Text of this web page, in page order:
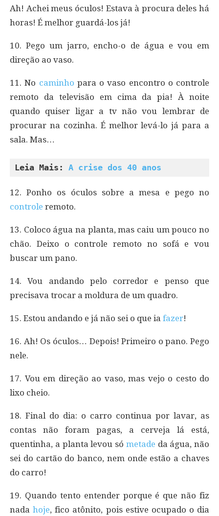
Ah! Achei meus óculos! Estava à procura deles há
horas! É melhor guardá-los já!
10. Pego um jarro, encho-o de água e vou em
direção ao vaso.
11. No caminho para o vaso encontro o controle
remoto da televisão em cima da pia! À noite
quando quiser ligar a tv não vou lembrar de
procurar na cozinha. É melhor levá-lo já para a
sala. Mas…
Leia Mais: A crise dos 40 anos
12. Ponho os óculos sobre a mesa e pego no
controle remoto.
13. Coloco água na planta, mas caiu um pouco no
chão. Deixo o controle remoto no sofá e vou
buscar um pano.
14. Vou andando pelo corredor e penso que
precisava trocar a moldura de um quadro.
15. Estou andando e já não sei o que ia fazer!
16. Ah! Os óculos… Depois! Primeiro o pano. Pego
nele.
17. Vou em direção ao vaso, mas vejo o cesto do
lixo cheio.
18. Final do dia: o carro continua por lavar, as
contas não foram pagas, a cerveja lá está,
quentinha, a planta levou só metade da água, não
sei do cartão do banco, nem onde estão a chaves
do carro!
19. Quando tento entender porque é que não fiz
nadahoje, fico atônito, pois estive ocupado o dia